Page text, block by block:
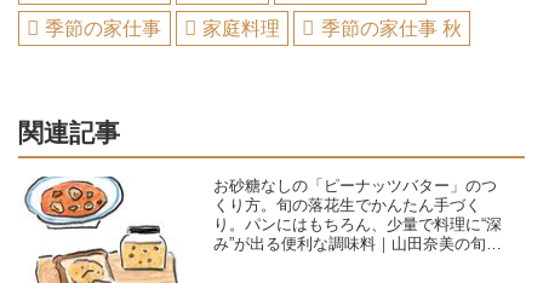
季節の家仕事
家庭料理 季節の家仕事 秋
関連記事
お砂糖なしの「ピーナッツバター」のつ
くり方。旬の落花生でかんたん手づく
り。パンにはもちろん、少量で料理に“深
み”が出る便利な調味料｜山田奈美の旬を